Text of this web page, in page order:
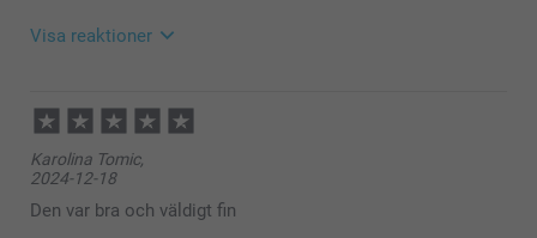
Visa reaktioner
11:42
Hej
Så härligt att läsa, tack för ditt fina omdöme. Det ska
vara smidigt, smart och skoj att beställa
fotoprodukter - med ett fint resultat. Det glädjer oss
att du är nöjd med din beställning och vår service.
Karolina Tomic,
2024-12-18
Den var bra och väldigt fin